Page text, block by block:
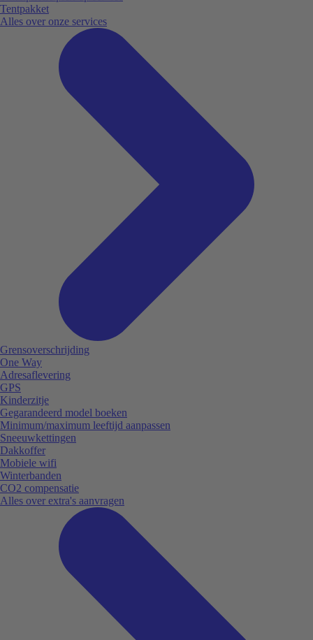
Tentpakket
Alles over onze services
Grensoverschrijding
One Way
Adresaflevering
GPS
Kinderzitje
Gegarandeerd model boeken
Minimum/maximum leeftijd aanpassen
Sneeuwkettingen
Dakkoffer
Mobiele wifi
Winterbanden
CO2 compensatie
Alles over extra's aanvragen